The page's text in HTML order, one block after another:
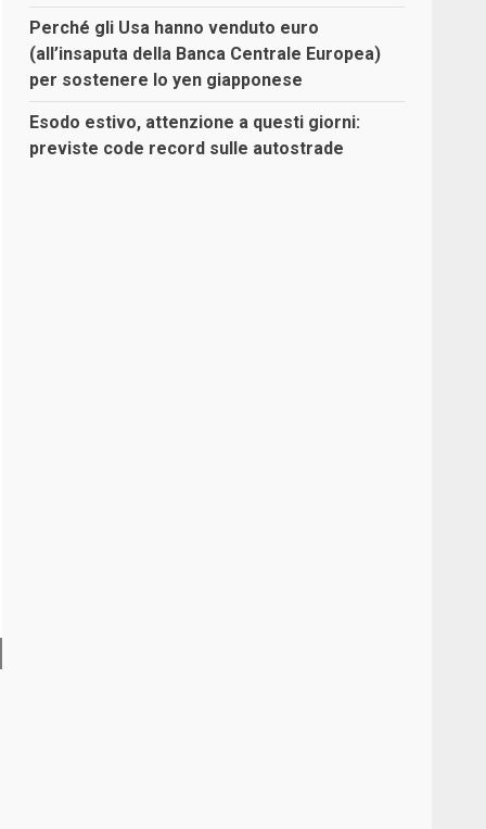
Perché gli Usa hanno venduto euro
(all’insaputa della Banca Centrale Europea)
per sostenere lo yen giapponese
Esodo estivo, attenzione a questi giorni:
previste code record sulle autostrade